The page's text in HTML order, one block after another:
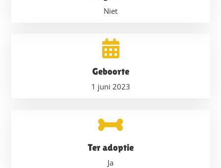
Niet
Geboorte
1 juni 2023
Ter adoptie
Ja